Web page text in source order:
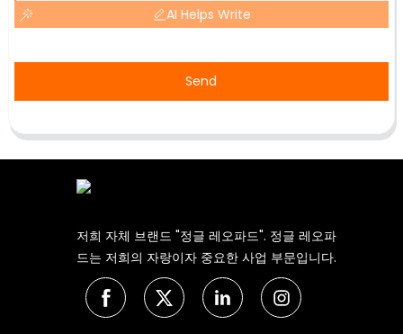
AI Helps Write
Send
저희 자체 브랜드 "정글 레오파드". 정글 레오파
드는 저희의 자랑이자 중요한 사업 부문입니다.